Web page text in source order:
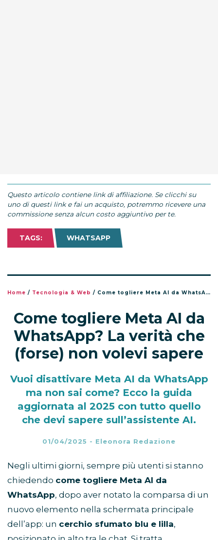
Questo articolo contiene link di affiliazione. Se clicchi su
uno di questi link e fai un acquisto, potremmo ricevere una
commissione senza alcun costo aggiuntivo per te.
TAGS: WHATSAPP
Home / Tecnologia & Web / Come togliere Meta AI da WhatsApp? La verità che (forse) non volevi sapere
Come togliere Meta AI da
WhatsApp? La verità che
(forse) non volevi sapere
Vuoi disattivare Meta AI da WhatsApp
ma non sai come? Ecco la guida
aggiornata al 2025 con tutto quello
che devi sapere sull’assistente AI.
01/04/2025 - Eleonora Redazione
Negli ultimi giorni, sempre più utenti si stanno
chiedendo come togliere Meta AI da
WhatsApp, dopo aver notato la comparsa di un
nuovo elemento nella schermata principale
dell’app: un cerchio sfumato blu e lilla,